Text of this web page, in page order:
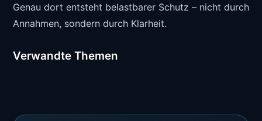
Genau dort entsteht belastbarer Schutz – nicht durch
Annahmen, sondern durch Klarheit.
Verwandte Themen